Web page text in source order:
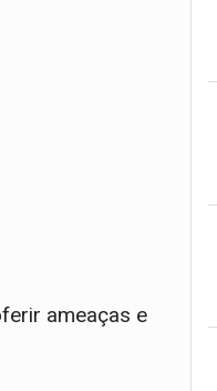
ameaças e